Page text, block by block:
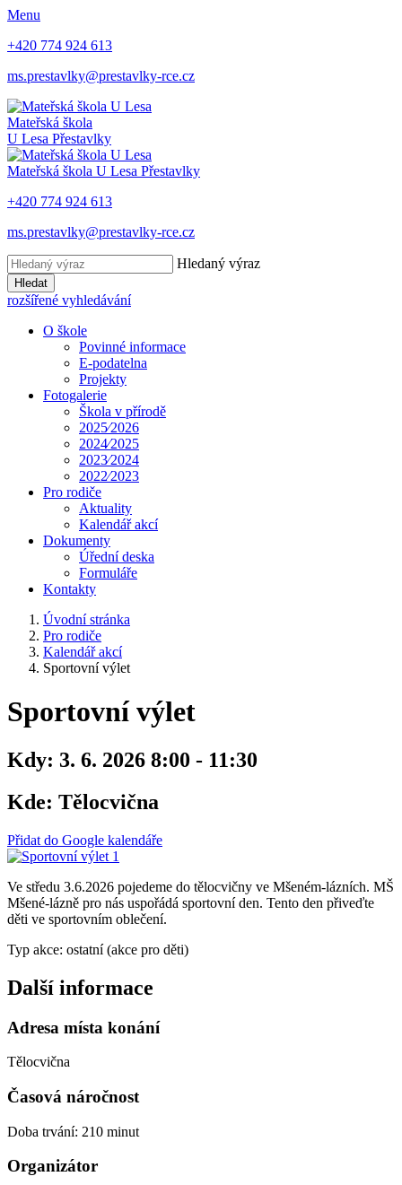
Menu
+420 774 924 613
ms.prestavlky@prestavlky-rce.cz
Mateřská škola
U Lesa Přestavlky
Mateřská škola U Lesa Přestavlky
+420 774 924 613
ms.prestavlky@prestavlky-rce.cz
Hledaný výraz
Hledat
rozšířené vyhledávání
O škole
Povinné informace
E-podatelna
Projekty
Fotogalerie
Škola v přírodě
2025⁄2026
2024⁄2025
2023⁄2024
2022⁄2023
Pro rodiče
Aktuality
Kalendář akcí
Dokumenty
Úřední deska
Formuláře
Kontakty
Úvodní stránka
Pro rodiče
Kalendář akcí
Sportovní výlet
Sportovní výlet
Kdy: 3. 6. 2026 8:00 - 11:30
Kde: Tělocvična
Přidat do Google kalendáře
Ve středu 3.6.2026 pojedeme do tělocvičny ve Mšeném-lázních. MŠ
Mšené-lázně pro nás uspořádá sportovní den. Tento den přiveďte
děti ve sportovním oblečení.
Typ akce: ostatní (akce pro děti)
Další informace
Adresa místa konání
Tělocvična
Časová náročnost
Doba trvání: 210 minut
Organizátor